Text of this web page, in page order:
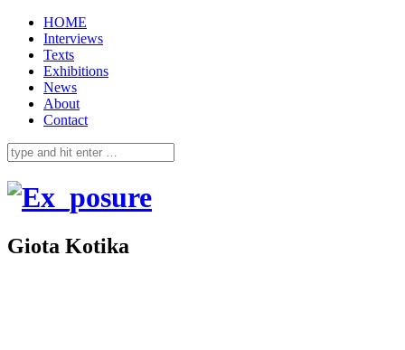
HOME
Interviews
Texts
Exhibitions
News
About
Contact
Giota Kotika